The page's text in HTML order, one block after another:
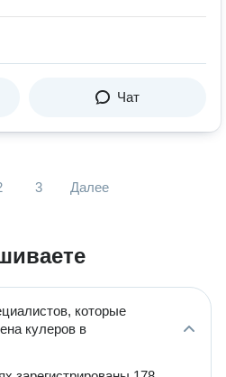
Чат
3 Далее
которые
кулеров в